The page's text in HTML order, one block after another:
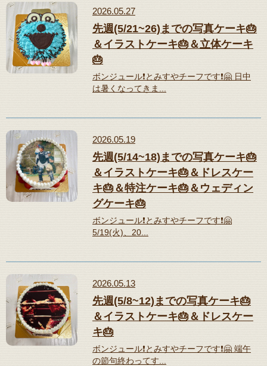
2026.05.27
先週(5/21~26)までの写真ケーキ🎂
＆イラストケーキ🎂＆立体ケーキ
🎂
ボンジュール❗️とみすやチーフです❗️🤗 日中
は暑くなってきま...
2026.05.19
先週(5/14~18)までの写真ケーキ🎂
＆イラストケーキ🎂＆ドレスケー
キ🎂＆特注ケーキ🎂＆ウェディン
グケーキ🎂
ボンジュール❗️とみすやチーフです❗️🤗
5/19(火)、20...
2026.05.13
先週(5/8~12)までの写真ケーキ🎂
＆イラストケーキ🎂＆ドレスケー
キ🎂
ボンジュール❗️とみすやチーフです❗️🤗 端午
の節句終わってす...